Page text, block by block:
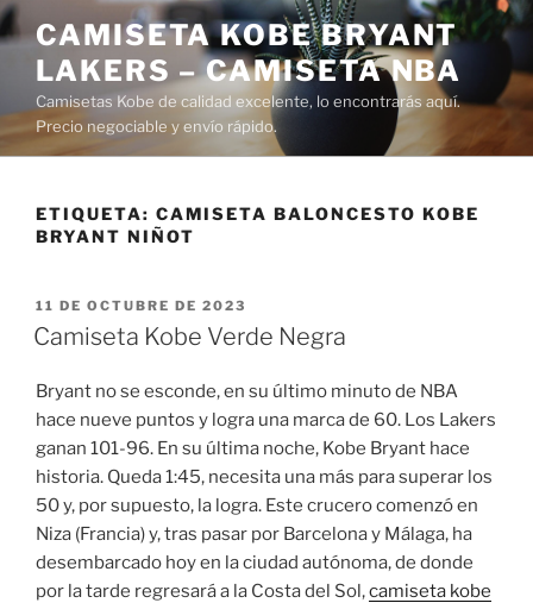
Saltar
al
contenido
CAMISETA KOBE BRYANT
LAKERS – CAMISETA NBA
Camisetas Kobe de calidad excelente, lo encontrarás aquí.
Precio negociable y envío rápido.
ETIQUETA: CAMISETA BALONCESTO KOBE
BRYANT NIÑOT
PUBLICADO
EL
11 DE OCTUBRE DE 2023
Camiseta Kobe Verde Negra
Bryant no se esconde, en su último minuto de NBA
hace nueve puntos y logra una marca de 60. Los Lakers
ganan 101-96. En su última noche, Kobe Bryant hace
historia. Queda 1:45, necesita una más para superar los
50 y, por supuesto, la logra. Este crucero comenzó en
Niza (Francia) y, tras pasar por Barcelona y Málaga, ha
desembarcado hoy en la ciudad autónoma, de donde
por la tarde regresará a la Costa del Sol,camiseta kobe